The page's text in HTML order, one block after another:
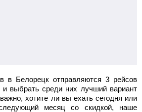
в Белорецк отправляются 3 рейсов
и выбрать среди них лучший вариант
хотите ли вы ехать сегодня или
месяц со скидкой, наше